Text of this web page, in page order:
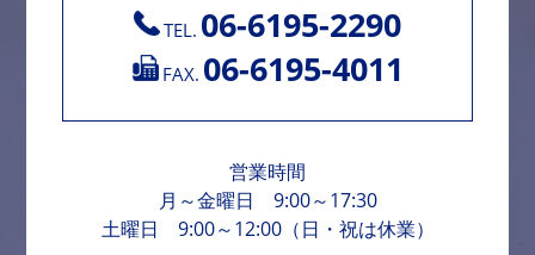
TEL. 06-6195-2290
FAX. 06-6195-4011
営業時間
月～金曜日 9:00～17:30
土曜日 9:00～12:00（日・祝は休業）